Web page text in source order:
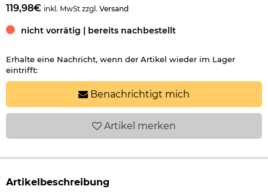
119,98€ inkl. MwSt zzgl. Versand
nicht vorrätig | bereits nachbestellt
Erhalte eine Nachricht, wenn der Artikel wieder im Lager
eintrifft:
Benachrichtigt mich
Artikel merken
Artikelbeschreibung